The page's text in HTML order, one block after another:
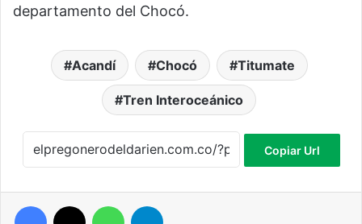
departamento del Chocó.
Acandí Chocó Titumate
Tren Interoceánico
Copiar Url
Facebook WhatsApp